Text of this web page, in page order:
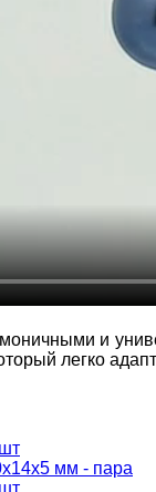
и
легко
мм - пара